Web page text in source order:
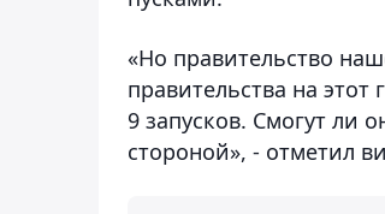
«Но правительство
правительства на
9 запусков. Смогут ли
стороной», - отметил